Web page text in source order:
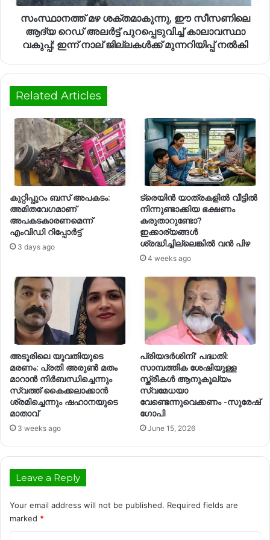
സംസ്ഥാനത്ത് മഴ ശക്തമാകുന്നു, ഈ സീസണിലെ
ആദ്യ റെഡ് അലർട്ട് പുറപ്പെടുവിച്ച് കാലാവസ്ഥാ
വകുപ്പ്; ഇന്ന് നാല് ജില്ലകൾക്ക് മുന്നറിയിപ്പ് നൽകി
Related Articles
കുറ്റിപ്പുറം ബസ് അപകടം:
അമിതവേഗമാണ്
അപകടകാരണമെന്ന്
എംവിഡി റിപ്പോർട്ട്
3 days ago
ട്രെയിൻ യാത്രകളിൽ വീട്ടിൽ
നിന്നുണ്ടാക്കിയ ഭക്ഷണം
കരുതാറുണ്ടോ?
ഇക്കാര്യങ്ങൾ
ശ്രദ്ധിച്ചില്ലെങ്കിൽ വൻ പിഴ
4 weeks ago
അടൂരിലെ യുവതിയുടെ
മരണം: പ്രതി അരുൺ മതം
മാറാൻ നിർബന്ധിച്ചെന്നും
സ്വത്ത് കൈക്കലാക്കാൻ
ശ്രമിച്ചെന്നും ഷഹാനയുടെ
മാതാവ്
3 weeks ago
പ്രിയദർശിനി’ പദ്ധതി:
സാമ്പത്തിക ശേഷിയുള്ള
സ്ത്രീകൾ ആനുകൂല്യം
സ്വമേധയാ
വേണ്ടെന്നുവെക്കണം -സുരേഷ്
ഗോപി
June 15, 2026
Leave a Reply
Your email address will not be published. Required fields are
marked *